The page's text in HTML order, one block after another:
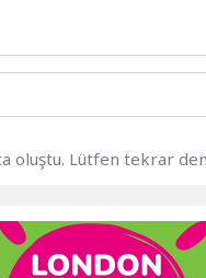
oluştu. Lütfen tekrar